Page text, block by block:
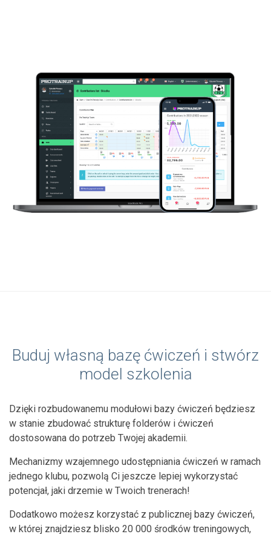
Buduj własną bazę ćwiczeń i stwórz
model szkolenia
Dzięki rozbudowanemu modułowi bazy ćwiczeń będziesz
w stanie zbudować strukturę folderów i ćwiczeń
dostosowana do potrzeb Twojej akademii.
Mechanizmy wzajemnego udostępniania ćwiczeń w ramach
jednego klubu, pozwolą Ci jeszcze lepiej wykorzystać
potencjał, jaki drzemie w Twoich trenerach!
Dodatkowo możesz korzystać z publicznej bazy ćwiczeń,
w której znajdziesz blisko 20 000 środków treningowych,